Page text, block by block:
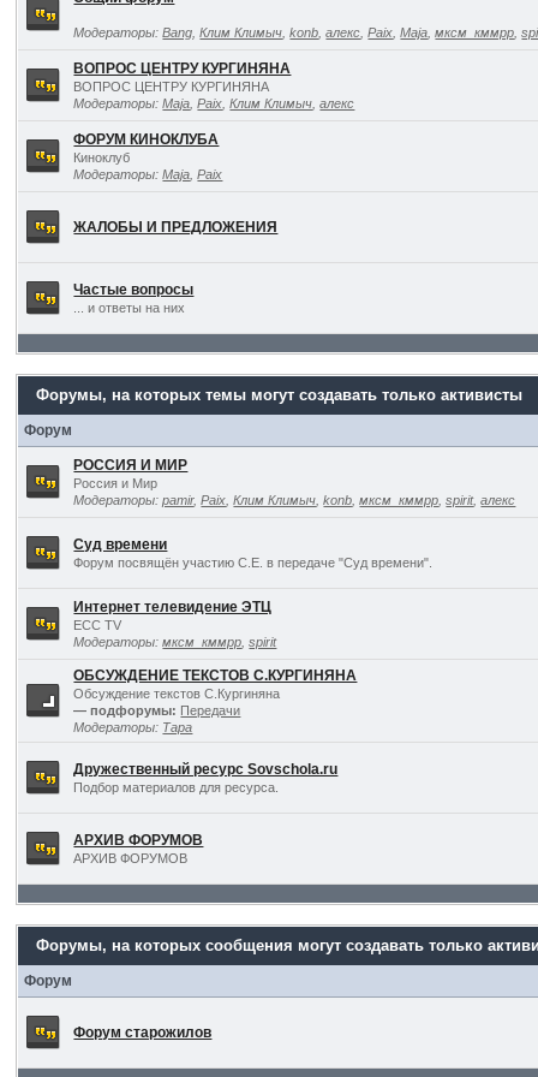
Модераторы:Bang ,Клим Климыч ,konb ,алекс ,Paix ,Maja ,мксм_кммрр ,
ВОПРОС ЦЕНТРУ КУРГИНЯНА
ВОПРОС ЦЕНТРУ КУРГИНЯНА
Модераторы:Maja ,Paix ,Клим Климыч ,алекс
ФОРУМ КИНОКЛУБА
Киноклуб
Модераторы:Maja ,Paix
ЖАЛОБЫ И ПРЕДЛОЖЕНИЯ
Частые вопросы
... и ответы на них
Форумы, на которых темы могут создавать только активисты
Форум
РОССИЯ И МИР
Россия и Мир
Модераторы:pamir,Paix ,Клим Климыч ,konb ,мксм_кммрр ,spirit,алекс
Суд времени
Форум посвящён участию С.Е. в передаче "Суд времени".
Интернет телевидение ЭТЦ
ECC TV
Модераторы:мксм_кммрр ,spirit
ОБСУЖДЕНИЕ ТЕКСТОВ С.КУРГИНЯНА
Обсуждение текстов С.Кургиняна
— подфорумы: Передачи
Модераторы: Тара
Дружественный ресурс Sovschola.ru
Подбор материалов для ресурса.
АРХИВ ФОРУМОВ
АРХИВ ФОРУМОВ
Форумы, на которых сообщения могут создавать только
Форум
Форум старожилов